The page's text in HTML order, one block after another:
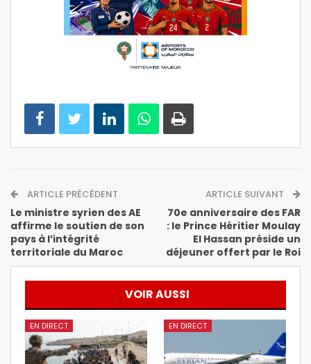
ARTICLE PRÉCÉDENT
Le ministre syrien des AE
affirme le soutien de son
pays à l’intégrité
territoriale du Maroc
ARTICLE SUIVANT
70e anniversaire des FAR
: le Prince Héritier Moulay
El Hassan préside un
déjeuner offert par le Roi
VOIR AUSSI
EN DIRECT EN DIRECT